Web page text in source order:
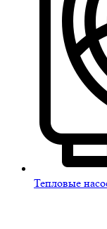
Тепловые